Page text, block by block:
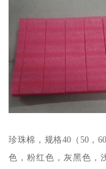
珍珠棉，规格40（50，
色，粉红色，灰黑色，